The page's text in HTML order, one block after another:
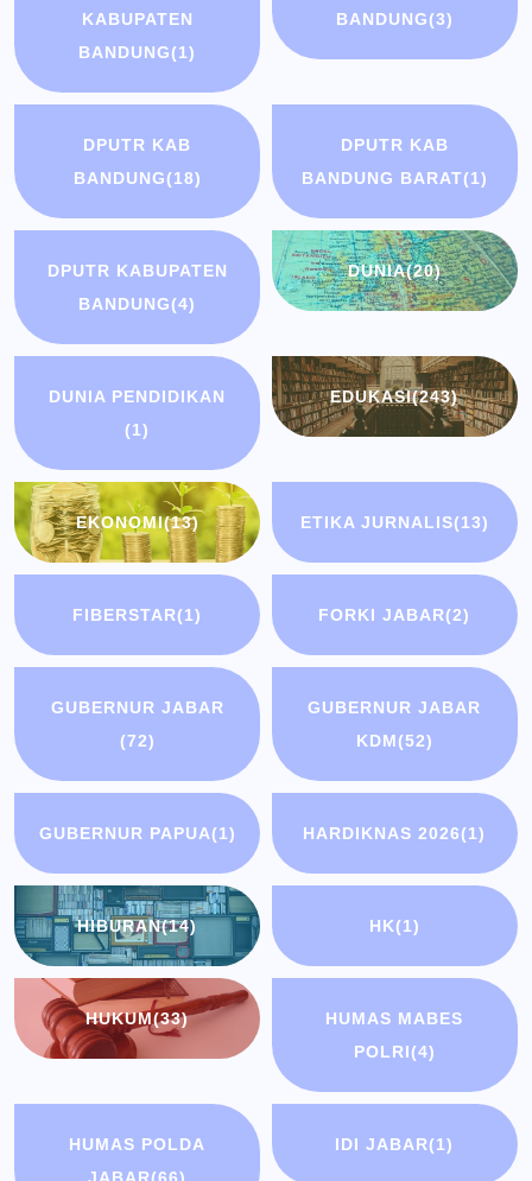
KABUPATEN
BANDUNG(1)
BANDUNG(3)
DPUTR KAB
BANDUNG(18)
DPUTR KAB
BANDUNG BARAT(1)
DPUTR KABUPATEN
BANDUNG(4)
DUNIA(20)
DUNIA PENDIDIKAN
(1)
EDUKASI(243)
EKONOMI(13) ETIKA JURNALIS(13)
FIBERSTAR(1) FORKI JABAR(2)
GUBERNUR JABAR
(72)
GUBERNUR JABAR
KDM(52)
GUBERNUR PAPUA(1) HARDIKNAS 2026(1)
HIBURAN(14) HK(1)
HUKUM(33)
HUMAS MABES
POLRI(4)
HUMAS POLDA
IDI JABAR(1)